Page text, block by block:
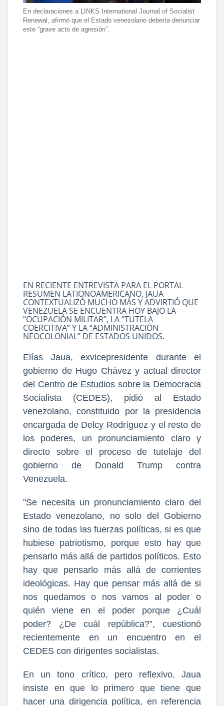
En declaraciones a LINKS International Journal of Socialist
Renewal, afirmó que el Estado venezolano debería denunciar
este “grave acto de agresión”.
EN RECIENTE ENTREVISTA PARA EL PORTAL
RESUMEN LATIONOAMERICANO, JAUA
CONTEXTUALIZÓ MUCHO MÁS Y ADVIRTIÓ QUE
VENEZUELA SE ENCUENTRA HOY BAJO LA
“OCUPACIÓN MILITAR”, LA “TUTELA
COERCITIVA” Y LA “ADMINISTRACIÓN
NEOCOLONIAL” DE ESTADOS UNIDOS.
Elías Jaua, exvicepresidente durante el
gobierno de Hugo Chávez y actual director
del Centro de Estudios sobre la Democracia
Socialista (CEDES), pidió al Estado
venezolano, constituido por la presidencia
encargada de Delcy Rodríguez y el resto de
los poderes, un pronunciamiento claro y
directo sobre el proceso de tutelaje del
gobierno de Donald Trump contra
Venezuela.
"Se necesita un pronunciamiento claro del
Estado venezolano, no solo del Gobierno
sino de todas las fuerzas políticas, si es que
hubiese patriotismo, porque esto hay que
pensarlo más allá de partidos políticos. Esto
hay que pensarlo más allá de corrientes
ideológicas. Hay que pensar más allá de si
nos quedamos o nos vamos al poder o
quién viene en el poder porque ¿Cuál
poder? ¿De cuál república?”, cuestionó
recientemente en un encuentro en el
CEDES con dirigentes socialistas.
En un tono crítico, pero reflexivo, Jaua
insiste en que lo primero que tiene que
hacer una dirigencia política, en referencia